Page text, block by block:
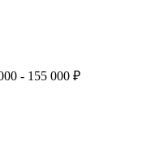
- 155 000 ₽